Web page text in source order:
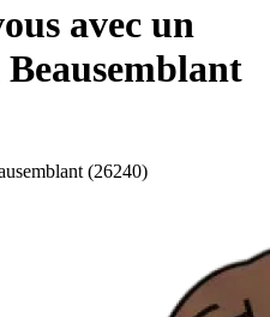
avec un
(26240)